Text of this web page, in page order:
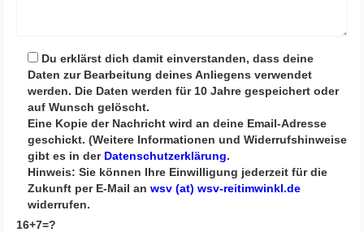
Du erklärst dich damit einverstanden, dass deine
Daten zur Bearbeitung deines Anliegens verwendet
werden. Die Daten werden für 10 Jahre gespeichert oder
auf Wunsch gelöscht.
Eine Kopie der Nachricht wird an deine Email-Adresse
geschickt. (Weitere Informationen und Widerrufshinweise
gibt es in der Datenschutzerklärung.
Hinweis: Sie können Ihre Einwilligung jederzeit für die
Zukunft per E-Mail an wsv (at) wsv-reitimwinkl.de
widerrufen.
16+7=?